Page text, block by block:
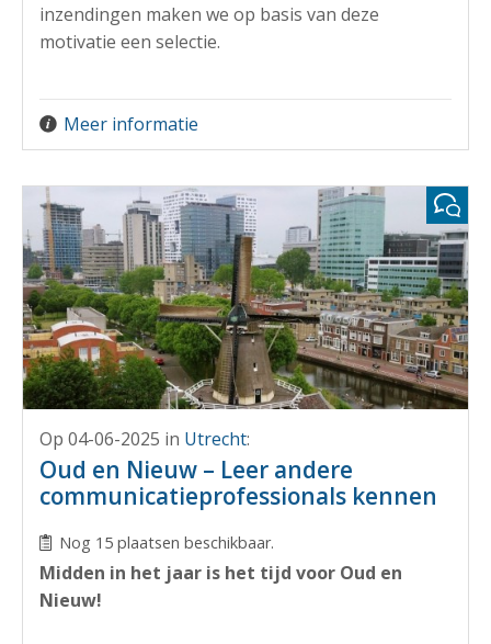
inzendingen maken we op basis van deze
motivatie een selectie.
Meer informatie
Op 04-06-2025 in Utrecht:
Oud en Nieuw – Leer andere
communicatieprofessionals kennen
Nog 15 plaatsen beschikbaar.
Midden in het jaar is het tijd voor Oud en
Nieuw!